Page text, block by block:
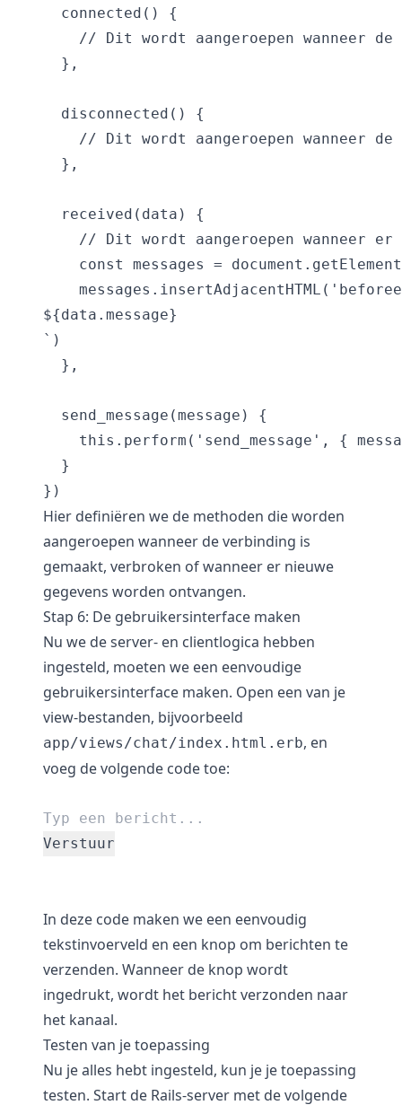
  connected() {
// Dit wordt aangeroepen wanneer de
  },
  disconnected() {
// Dit wordt aangeroepen wanneer de
  },
  received(data) {
// Dit wordt aangeroepen wanneer
const messages =
${data.message}
`)
  },
  send_message(message) {
this.perform('send_message', {
  }
Hier definiëren we de methoden die worden
aangeroepen wanneer de verbinding is
gemaakt, verbroken of wanneer er nieuwe
gegevens worden ontvangen.
Stap 6: De gebruikersinterface maken
Nu we de server- en clientlogica hebben
ingesteld, moeten we een eenvoudige
gebruikersinterface maken. Open een van je
view-bestanden, bijvoorbeeld
app/views/chat/index.html.erb, en
voeg de volgende code toe:
Verstuur
In deze code maken we een eenvoudig
tekstinvoerveld en een knop om berichten te
verzenden. Wanneer de knop wordt
ingedrukt, wordt het bericht verzonden naar
het kanaal.
Testen van je toepassing
Nu je alles hebt ingesteld, kun je je toepassing
testen. Start de Rails-server met de volgende